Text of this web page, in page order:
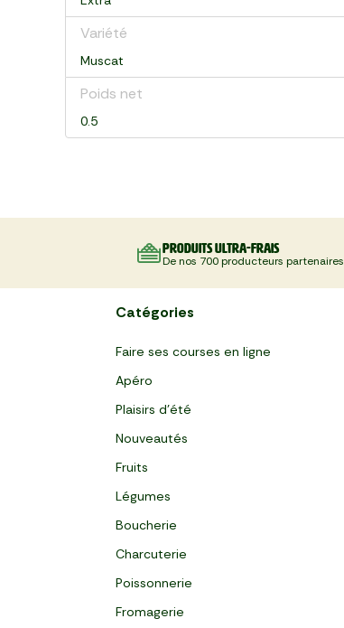
Variété
Muscat
Poids net
0.5
Produits ultra-frais
De nos 700 producteurs partenaires
Catégories
Faire ses courses en ligne
Apéro
Plaisirs d'été
Nouveautés
Fruits
Légumes
Boucherie
Charcuterie
Poissonnerie
Fromagerie